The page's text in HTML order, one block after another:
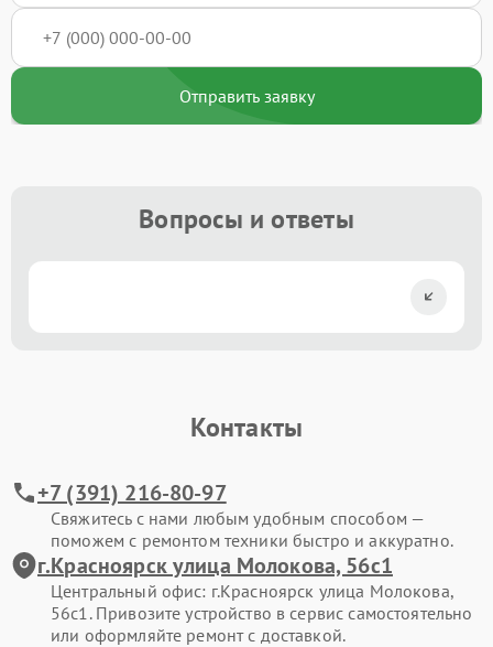
Отправить заявку
Вопросы и ответы
Контакты
+7 (391) 216-80-97
Свяжитесь с нами любым удобным способом —
поможем с ремонтом техники быстро и аккуратно.
г.Красноярск улица Молокова, 56с1
Центральный офис: г.Красноярск улица Молокова,
56с1. Привозите устройство в сервис самостоятельно
или оформляйте ремонт с доставкой.